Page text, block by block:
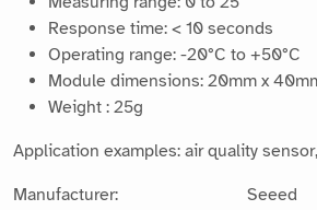
Response time: < 10 seconds
Operating range: -20°C to +50°C
Module dimensions: 20mm x
Weight : 25g
Application examples: air quality
Manufacturer: